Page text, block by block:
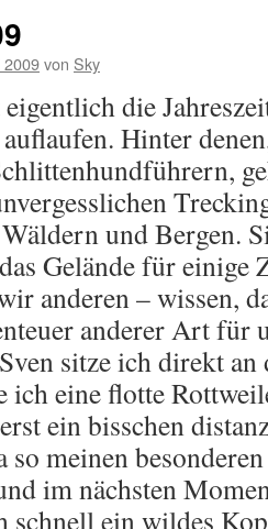
2009von Sky
die
Hinter
und Bergen.
Gelände für einige
anderen – wissen,
anderer Art für
sitze ich direkt an
ich eine flotte
ein bisschen
so meinen
im nächsten
schnell ein wildes